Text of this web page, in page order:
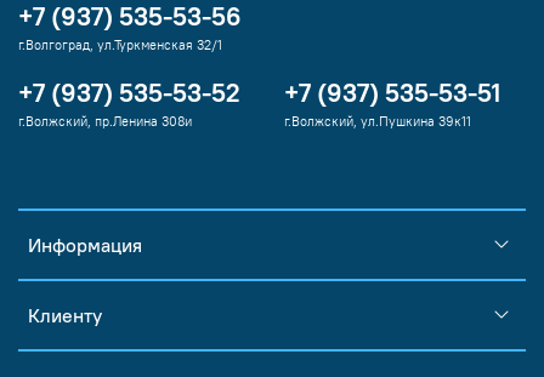
Информация
Клиенту
+7 (937) 535-53-56
г.Волгоград, ул.Туркменская 32/1
+7 (937) 535-53-52
г.Волжский, пр.Ленина 308и
+7 (937) 535-53-51
г.Волжский, ул.Пушкина 39к11